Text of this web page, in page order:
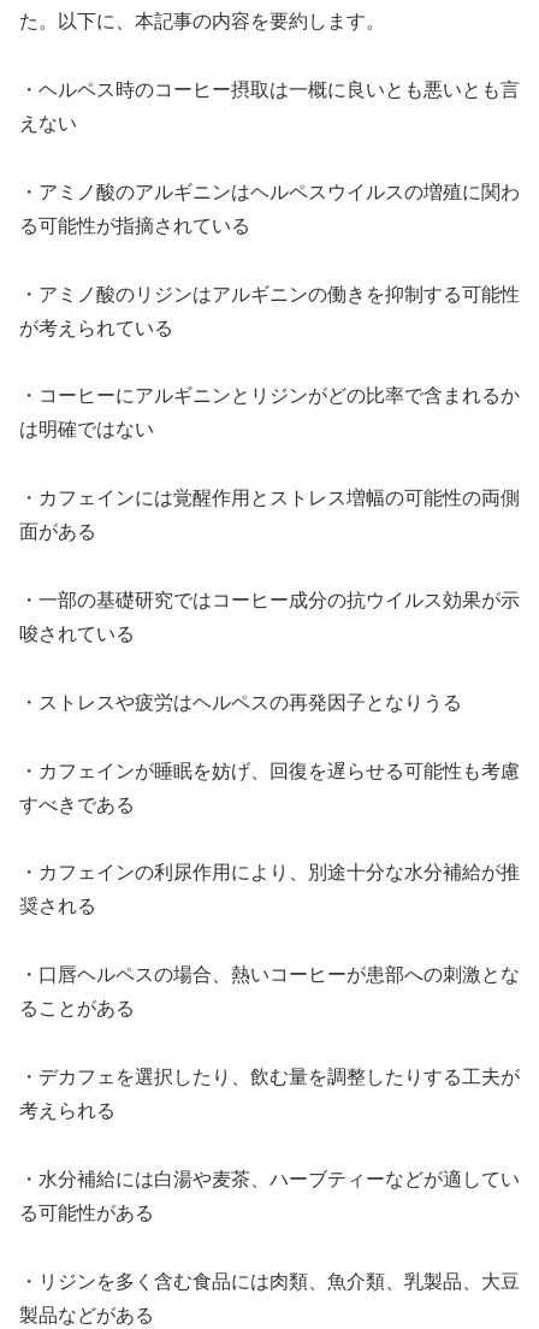
た。以下に、本記事の内容を要約します。
・ヘルペス時のコーヒー摂取は一概に良いとも悪いとも言
えない
・アミノ酸のアルギニンはヘルペスウイルスの増殖に関わ
る可能性が指摘されている
・アミノ酸のリジンはアルギニンの働きを抑制する可能性
が考えられている
・コーヒーにアルギニンとリジンがどの比率で含まれるか
は明確ではない
・カフェインには覚醒作用とストレス増幅の可能性の両側
面がある
・一部の基礎研究ではコーヒー成分の抗ウイルス効果が示
唆されている
・ストレスや疲労はヘルペスの再発因子となりうる
・カフェインが睡眠を妨げ、回復を遅らせる可能性も考慮
すべきである
・カフェインの利尿作用により、別途十分な水分補給が推
奨される
・口唇ヘルペスの場合、熱いコーヒーが患部への刺激とな
ることがある
・デカフェを選択したり、飲む量を調整したりする工夫が
考えられる
・水分補給には白湯や麦茶、ハーブティーなどが適してい
る可能性がある
・リジンを多く含む食品には肉類、魚介類、乳製品、大豆
製品などがある